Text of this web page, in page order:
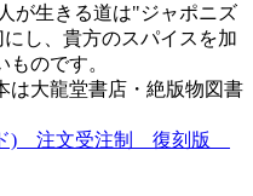
が生きる道は"ジャポニズ
し、貴方のスパイスを加
のです。
大龍堂書店・絶版物図書
ド) 注文受注制 復刻版